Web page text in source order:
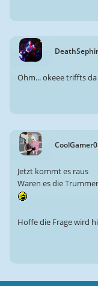
Öhm... okeee triffts
Jetzt kommt es raus
Waren es die
Hoffe die Frage wird